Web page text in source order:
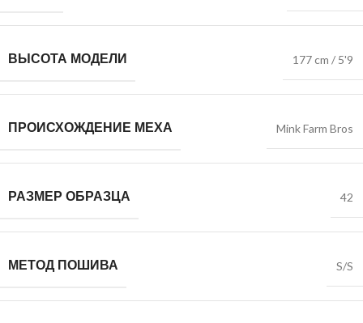
ВЫСОТА МОДЕЛИ 177 cm / 5'9
ПРОИСХОЖДЕНИЕ МЕХА Mink Farm Bros
РАЗМЕР ОБРАЗЦА 42
МЕТОД ПОШИВА S/S